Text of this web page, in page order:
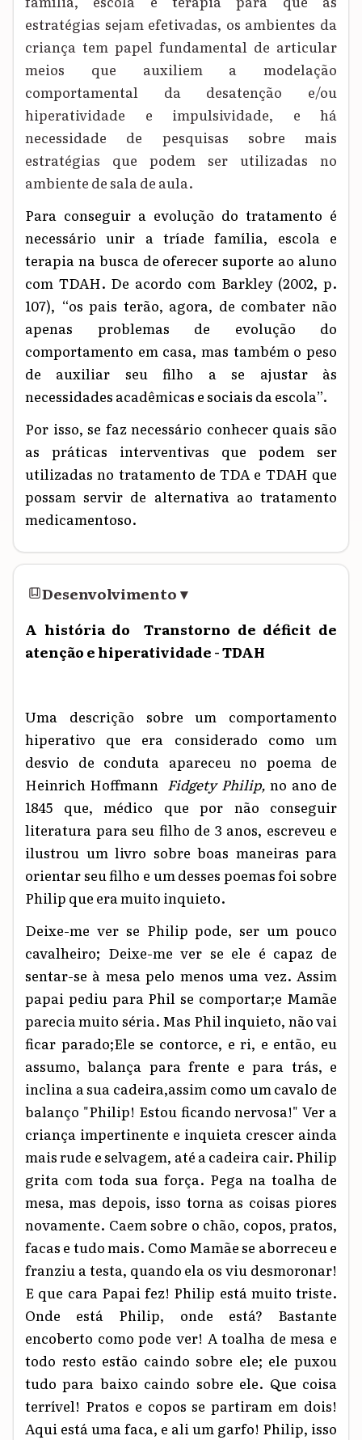
estratégias sejamefetivadas, os ambientes da
criança tem papel fundamental de articular
meios que auxiliem a modelação
comportamental da desatenção e/ou
hiperatividade e impulsividade, e há
necessidade de pesquisas sobre mais
estratégias que podem ser utilizadas no
ambiente de sala de aula.
Para conseguir a evolução do tratamento é
necessário unir a tríade família, escola e
terapia na busca de oferecer suporte ao aluno
com TDAH. De acordo com Barkley (2002, p.
107), “os pais terão, agora, de combater não
apenas problemas de evolução do
comportamento em casa, mas também o peso
de auxiliar seu filho a se ajustar às
necessidades acadêmicas e sociais da escola”.
Por isso, se faz necessário conhecer quais são
as práticas interventivas que podem ser
utilizadas no tratamento de TDA e TDAH que
possam servir de alternativa ao tratamento
medicamentoso.
Desenvolvimento▾
A história do Transtorno de déficit de
atenção e hiperatividade - TDAH
Uma descrição sobre um comportamento
hiperativo que era considerado como um
desvio de conduta apareceu no poema de
Heinrich Hoffmann Fidgety Philip,no ano de
1845 que, médico que por não conseguir
literatura para seu filho de 3 anos, escreveu e
ilustrou um livro sobre boas maneiras para
orientar seu filho e um desses poemas foi sobre
Philip que era muito inquieto.
Deixe-me ver se Philip pode, ser um pouco
cavalheiro; Deixe-me ver se ele é capaz de
sentar-se à mesa pelo menos uma vez. Assim
papai pediu para Phil se comportar;e Mamãe
parecia muito séria. Mas Phil inquieto, não vai
ficar parado;Ele se contorce, e ri, e então, eu
assumo, balança para frente e para trás, e
inclina a sua cadeira,assim como um cavalo de
balanço "Philip! Estou ficando nervosa!" Ver a
criança impertinente e inquieta crescer ainda
mais rude e selvagem, até a cadeira cair. Philip
grita com toda sua força. Pega na toalha de
mesa, mas depois, isso torna as coisas piores
novamente. Caem sobre o chão, copos, pratos,
facas e tudo mais. Como Mamãe se aborreceu e
franziu a testa, quando ela os viu desmoronar!
E que cara Papai fez! Philip está muito triste.
Onde está Philip, onde está? Bastante
encoberto como pode ver! A toalha de mesa e
todo resto estão caindo sobre ele; ele puxou
tudo para baixo caindo sobre ele. Que coisa
terrível! Pratos e copos se partiram em dois!
Aqui está uma faca, e ali um garfo! Philip, isso